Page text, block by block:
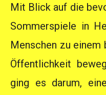
Mit Blick auf die
Sommerspiele in
Menschen zu einem
Öffentlichkeit
ging es darum,